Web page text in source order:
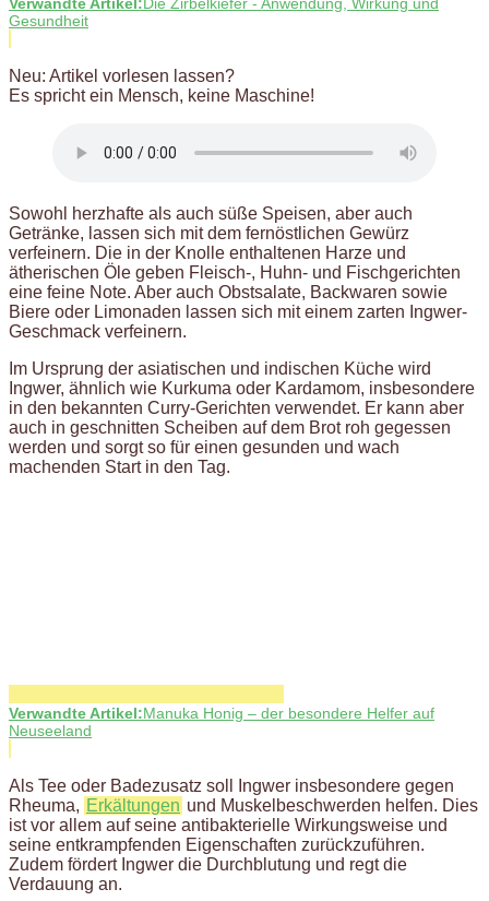
Gesundheit
Neu: Artikel vorlesen lassen?
Es spricht ein Mensch, keine Maschine!
Sowohl herzhafte als auch süße Speisen, aber auch
Getränke, lassen sich mit dem fernöstlichen Gewürz
verfeinern. Die in der Knolle enthaltenen Harze und
ätherischen Öle geben Fleisch-, Huhn- und Fischgerichten
eine feine Note. Aber auch Obstsalate, Backwaren sowie
Biere oder Limonaden lassen sich mit einem zarten Ingwer-
Geschmack verfeinern.
Im Ursprung der asiatischen und indischen Küche wird
Ingwer, ähnlich wie Kurkuma oder Kardamom, insbesondere
in den bekannten Curry-Gerichten verwendet. Er kann aber
auch in geschnitten Scheiben auf dem Brot roh gegessen
werden und sorgt so für einen gesunden und wach
machenden Start in den Tag.
Verwandte Artikel:Manuka Honig – der besondere Helfer auf
Neuseeland
Als Tee oder Badezusatz soll Ingwer insbesondere gegen
Rheuma, Erkältungen und Muskelbeschwerden helfen. Dies
ist vor allem auf seine antibakterielle Wirkungsweise und
seine entkrampfenden Eigenschaften zurückzuführen.
Zudem fördert Ingwer die Durchblutung und regt die
Verdauung an.